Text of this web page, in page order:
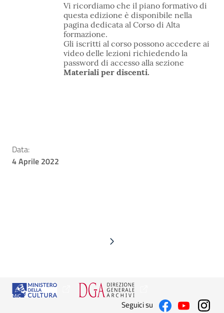
Vi ricordiamo che il piano formativo di
questa edizione è disponibile nella
pagina dedicata al Corso di Alta
formazione.
Gli iscritti al corso possono accedere ai
video delle lezioni richiedendo la
password di accesso alla sezione
Materiali per discenti.
Data:
4 Aprile 2022
Seguici su